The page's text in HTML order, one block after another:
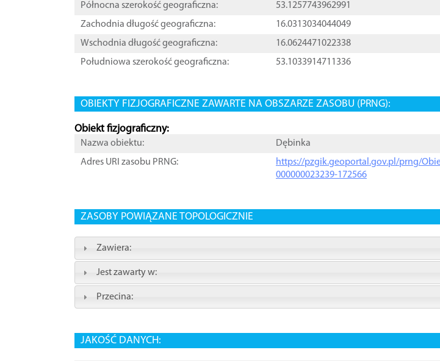
Północna szerokość geograficzna:
53.1257743962991
Zachodnia długość geograficzna:
16.0313034044049
Wschodnia długość geograficzna:
16.0624471022338
Południowa szerokość geograficzna:
53.1033914711336
OBIEKTY FIZJOGRAFICZNE ZAWARTE NA OBSZARZE ZASOBU (PRNG):
Obiekt fizjograficzny:
Nazwa obiektu:
Dębinka
Adres URI zasobu PRNG:
https://pzgik.geoportal.gov.pl/prng/
000000023239-172566
ZASOBY POWIĄZANE TOPOLOGICZNIE
Zawiera:
Jest zawarty w:
Przecina:
JAKOŚĆ DANYCH: